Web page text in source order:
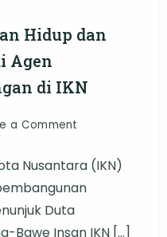
Hidup dan
Agen
di IKN
a Comment
Duta
Lingkungan
Nusantara (IKN)
Duta
Bawe Insan IKN […]